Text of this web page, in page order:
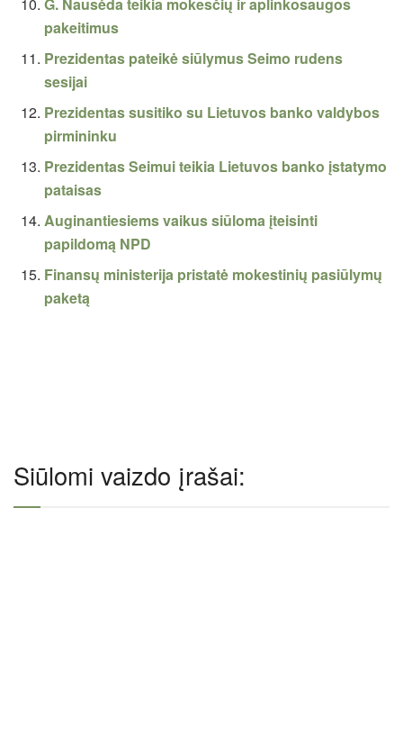
pakeitimus
Prezidentas pateikė siūlymus Seimo rudens
sesijai
Prezidentas susitiko su Lietuvos banko valdybos
pirmininku
Prezidentas Seimui teikia Lietuvos banko įstatymo
pataisas
Auginantiesiems vaikus siūloma įteisinti
papildomą NPD
Finansų ministerija pristatė mokestinių pasiūlymų
paketą
Siūlomi vaizdo įrašai: